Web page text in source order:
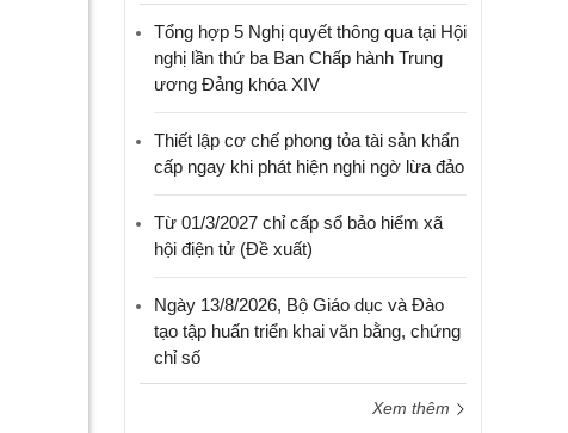
Tổng hợp 5 Nghị quyết thông qua tại Hội
nghị lần thứ ba Ban Chấp hành Trung
ương Đảng khóa XIV
Thiết lập cơ chế phong tỏa tài sản khẩn
cấp ngay khi phát hiện nghi ngờ lừa đảo
Từ 01/3/2027 chỉ cấp sổ bảo hiểm xã
hội điện tử (Đề xuất)
Ngày 13/8/2026, Bộ Giáo dục và Đào
tạo tập huấn triển khai văn bằng, chứng
chỉ số
Xem thêm